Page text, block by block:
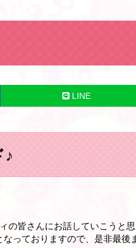
LINE
♪
の皆さんにお話していこうと
っておりますので、是非最